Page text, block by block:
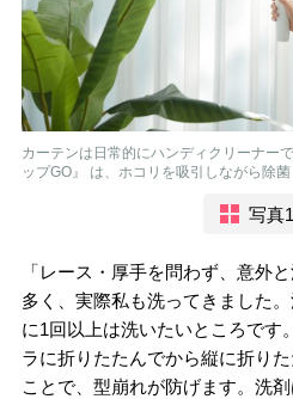
カーテンは日常的にハンディクリーナー
ップGO』 は、ホコリを吸引しながら除菌
写真
「レース・厚手を問わず、意外
多く、実際私も洗ってきました
に1回以上は洗いたいところです
ラに折りたたんでから縦に折り
ことで、型崩れが防げます。洗